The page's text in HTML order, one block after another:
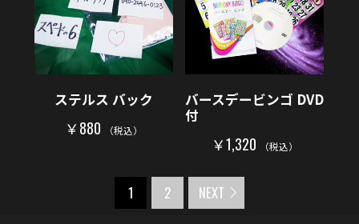
ステルス バック
￥880 （税込）
バースデービンゴ DVD
付
￥1,320 （税込）
1 2 NEXT